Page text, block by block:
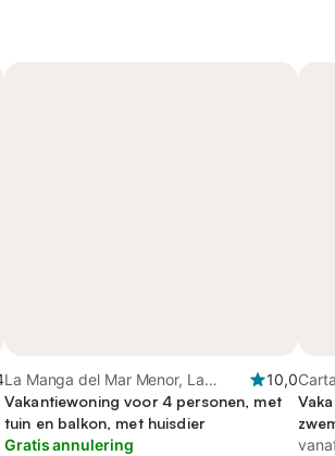
La Manga del Mar Menor, La
Manga
10,0
Vakantiewoning voor 4 personen, met
tuin en balkon, met huisdier
Gratis annulering